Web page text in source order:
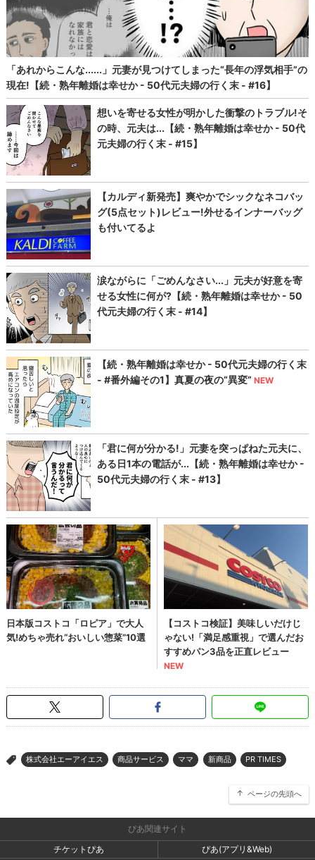
> 株式会社エーアイエス 商品サービス ママ 新商品 PR TIMES
ページの先頭へ
ぴあ関連サイト
チケットぴあ
ぴあ(アプリ&Web)